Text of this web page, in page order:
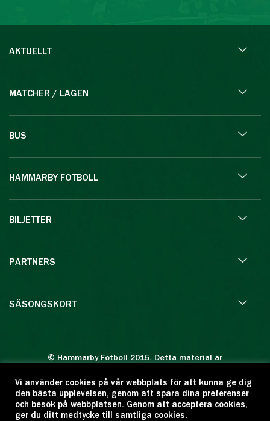
AKTUELLT
MATCHER / LAGEN
BUS
HAMMARBY FOTBOLL
BILJETTER
PARTNERS
SÄSONGSKORT
© Hammarby Fotboll 2015. Detta material är
Eftertryck eller annan kopiering är förbjuden.
Citera oss gärna men ange källan:
www.hammarbyfotboll.se. Ansvarig utgivare:
Vi använder cookies på vår webbplats för att kunna ge dig
den bästa upplevelsen, genom att spara dina preferenser
och besök på webbplatsen. Genom att acceptera cookies,
ger du ditt medtycke till samtliga cookies.